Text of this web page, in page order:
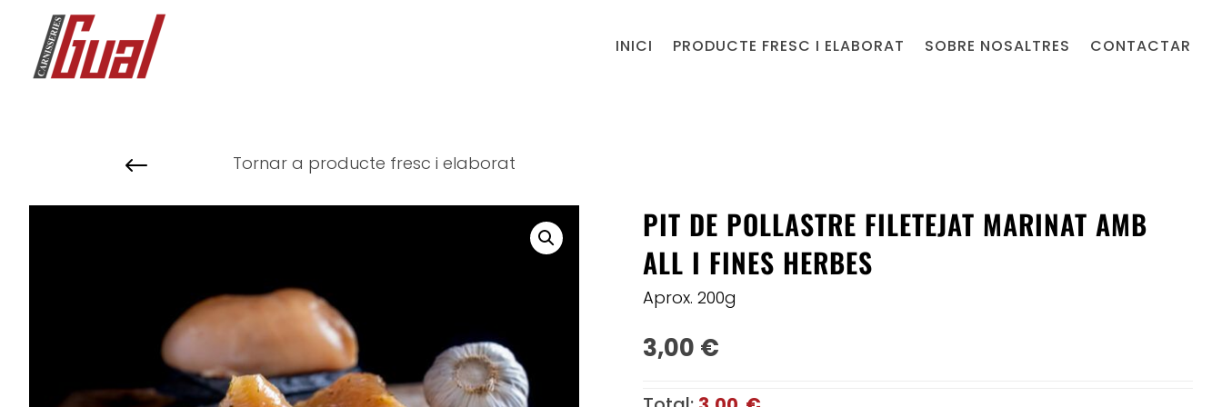
INICI PRODUCTE FRESC I ELABORAT SOBRE NOSALTRES CONTACTAR
# Tornar a producte fresc i elaborat
PIT DE POLLASTRE FILETEJAT MARINAT AMB
ALL I FINES HERBES
Aprox. 200g
3,00 €